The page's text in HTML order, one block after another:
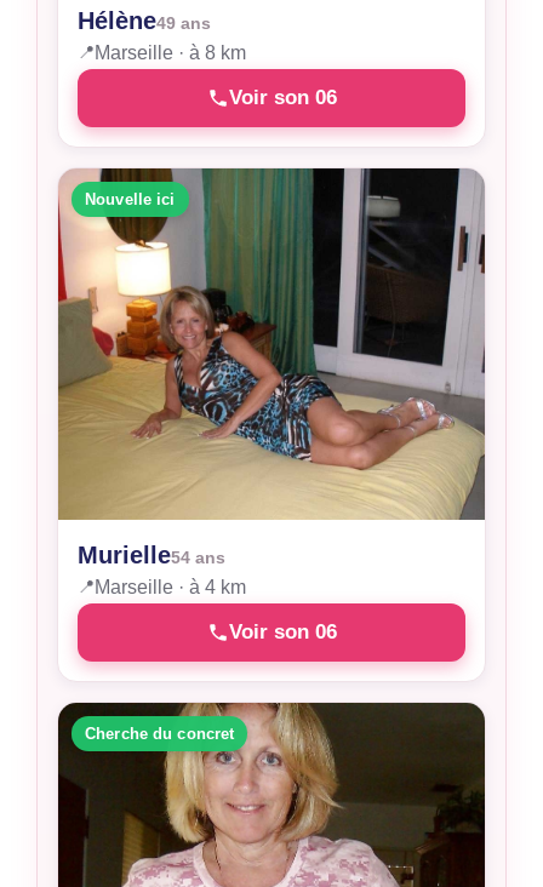
Hélène49 ans
📍Marseille · à 8 km
Voir son 06
Nouvelle ici
Murielle54 ans
📍Marseille · à 4 km
Voir son 06
Cherche du concret